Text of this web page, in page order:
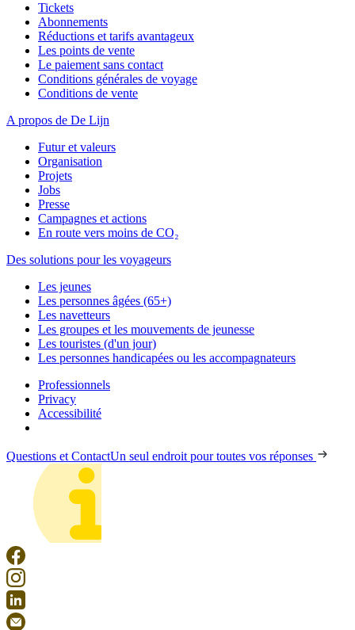
Tickets
Abonnements
Réductions et tarifs avantageux
Les points de vente
Le paiement sans contact
Conditions générales de voyage
Conditions de vente
A propos de De Lijn
Futur et valeurs
Organisation
Projets
Jobs
Presse
Campagnes et actions
En route vers moins de CO₂
Des solutions pour les voyageurs
Les jeunes
Les personnes âgées (65+)
Les navetteurs
Les groupes et les mouvements de jeunesse
Les touristes (d'un jour)
Les personnes handicapées ou les accompagnateurs
Professionnels
Privacy
Accessibilité
Questions et ContactUn seul endroit pour toutes vos réponses